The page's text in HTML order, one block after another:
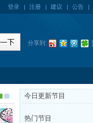
登录 注册 建议 公告
分享到:
今日更新节目
热门节目